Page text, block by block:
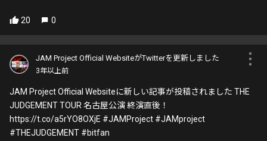
20 0
JAM Project Official WebsiteがTwitterを更新しました
3年以上前
JAM Project Official Websiteに新しい記事が投稿されました THE
JUDGEMENT TOUR 名古屋公演 終演直後！
https://t.co/a5rYO8OXjE #JAMProject #JAMproject
#THEJUDGEMENT #bitfan